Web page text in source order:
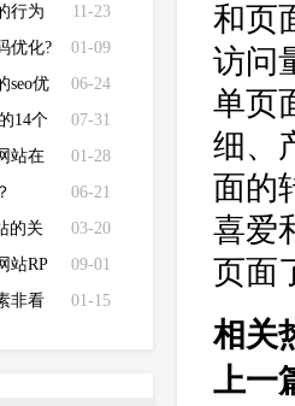
11-23
行为
01-09
优化?
06-24
seo优
07-31
14个
01-28
站在
06-21
03-20
的关
09-01
站RP
01-15
非看
和页
访问
单页
细、
面的
喜爱
页面
相关
上一